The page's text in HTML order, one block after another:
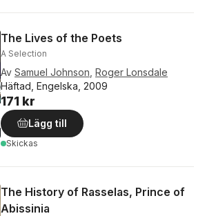
The Lives of the Poets
A Selection
Av Samuel Johnson Roger Lonsdale
Häftad, Engelska, 2009
171 kr
Lägg till
Skickas
The History of Rasselas, Prince of
Abissinia